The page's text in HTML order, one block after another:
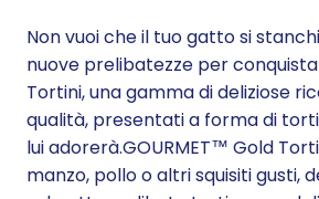
Non vuoi che il tuo gatto si
nuove prelibatezze per
Tortini, una gamma di deliziose
qualità, presentati a forma di
lui adorerà.GOURMET™ Gold
manzo, pollo o altri squisiti